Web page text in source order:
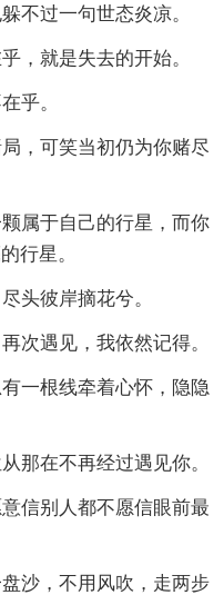
不过一句世态炎凉。
，就是失去的开始。
乎。
，可笑当初仍为你赌尽
属于自己的行星，而你
行星。
头彼岸摘花兮。
次遇见，我依然记得。
一根线牵着心怀，隐隐
那在不再经过遇见你。
信别人都不愿信眼前最
沙，不用风吹，走两步